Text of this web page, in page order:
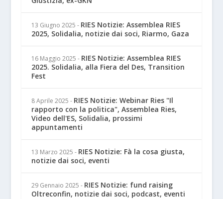
13 Giugno 2025 - RIES Notizie: Assemblea RIES
2025, Solidalia, notizie dai soci, Riarmo, Gaza
16 Maggio 2025 - RIES Notizie: Assemblea RIES
2025. Solidalia, alla Fiera del Des, Transition
Fest
8 Aprile 2025 - RIES Notizie: Webinar Ries "Il
rapporto con la politica", Assemblea Ries,
Video dell'ES, Solidalia, prossimi
appuntamenti
13 Marzo 2025 - RIES Notizie: Fà la cosa giusta,
notizie dai soci, eventi
29 Gennaio 2025 - RIES Notizie: fund raising
Oltreconfin, notizie dai soci, podcast, eventi